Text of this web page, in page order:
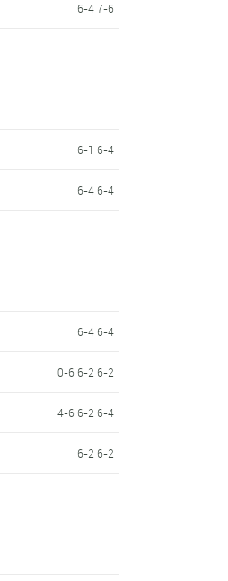
6-4 7-6
6-1 6-4
6-4 6-4
6-4 6-4
0-6 6-2 6-2
4-6 6-2 6-4
6-2 6-2